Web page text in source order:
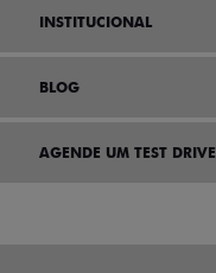
INSTITUCIONAL
BLOG
AGENDE UM TEST DRIVE